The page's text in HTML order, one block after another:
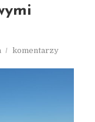
komentarzy